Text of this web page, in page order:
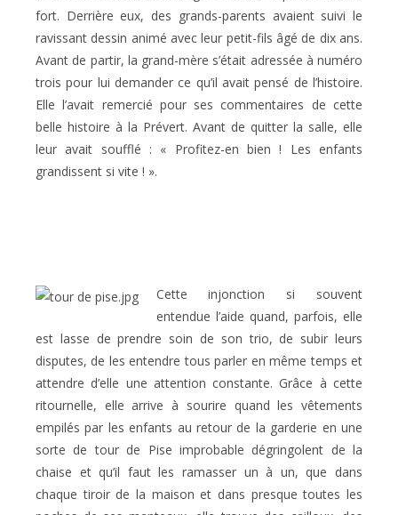
fort. Derrière eux, des grands-parents avaient suivi le
ravissant dessin animé avec leur petit-fils âgé de dix ans.
Avant de partir, la grand-mère s’était adressée à numéro
trois pour lui demander ce qu’il avait pensé de l’histoire.
Elle l’avait remercié pour ses commentaires de cette
belle histoire à la Prévert. Avant de quitter la salle, elle
leur avait soufflé : « Profitez-en bien ! Les enfants
grandissent si vite ! ».
Cette injonction si souvent
entendue l’aide quand, parfois, elle
est lasse de prendre soin de son trio, de subir leurs
disputes, de les entendre tous parler en même temps et
attendre d’elle une attention constante. Grâce à cette
ritournelle, elle arrive à sourire quand les vêtements
empilés par les enfants au retour de la garderie en une
sorte de tour de Pise improbable dégringolent de la
chaise et qu’il faut les ramasser un à un, que dans
chaque tiroir de la maison et dans presque toutes les